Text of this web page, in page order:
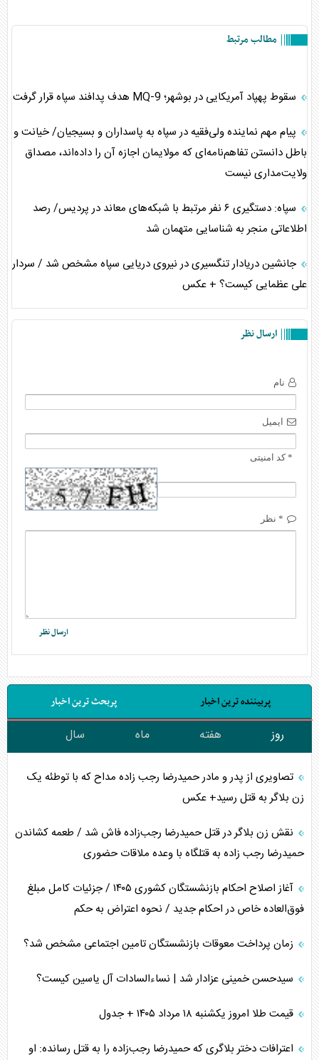
مطالب مرتبط
سقوط پهپاد آمریکایی در بوشهر؛ MQ-9 هدف پدافند سپاه قرار گرفت
پیام مهم نماینده ولی‌فقیه در سپاه به پاسداران و بسیجیان/ خیانت و
باطل دانستن تفاهم‌نامه‌ای که مولایمان اجازه آن را داده‌اند، مصداق
ولایت‌مداری نیست
سپاه: دستگیری ۶ نفر مرتبط با شبکه‌های معاند در پردیس/ رصد
اطلاعاتی منجر به شناسایی متهمان شد
جانشین دریادار تنگسیری در نیروی دریایی سپاه مشخص شد / سردار
علی عظمایی کیست؟ + عکس
ارسال نظر
نام
ایمیل
* کد امنیتی
* نظر
پربیننده ترین اخبار پربحث ترین اخبار
روز هفته ماه سال
تصاویری از پدر و مادر حمیدرضا رجب زاده مداح که با توطئه یک
زن بلاگر به قتل رسید+ عکس
نقش زن بلاگر در قتل حمیدرضا رجب‌زاده فاش شد / طعمه کشاندن
حمیدرضا رجب زاده به قتلگاه با وعده ملاقات حضوری
آغاز اصلاح احکام بازنشستگان کشوری ۱۴۰۵ / جزئیات کامل مبلغ
فوق‌العاده خاص در احکام جدید / نحوه اعتراض به حکم
زمان پرداخت معوقات بازنشستگان تامین اجتماعی مشخص شد؟
سیدحسن خمینی عزادار شد | نساءالسادات آل یاسین کیست؟
قیمت طلا امروز یکشنبه ۱۸ مرداد ۱۴۰۵ + جدول
اعترافات دختر بلاگری که حمیدرضا رجب‌زاده را به قتل رسانده: او